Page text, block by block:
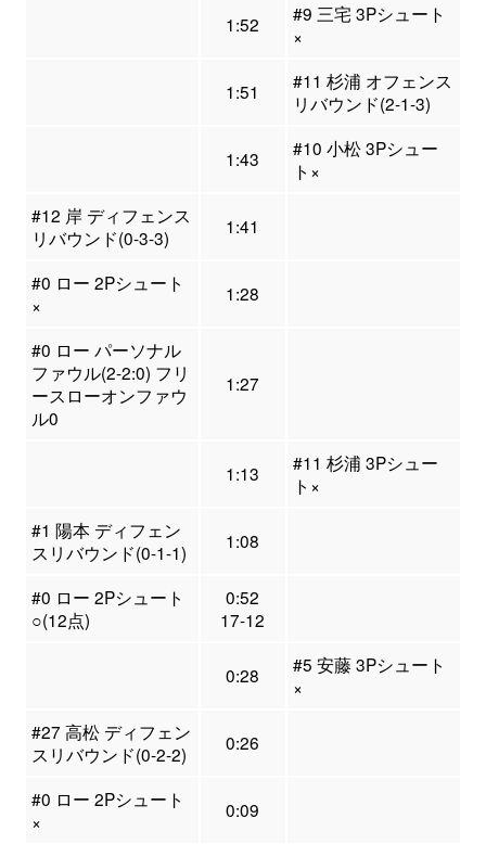
1:52
#9 三宅 3Pシュート
×
1:51
#11 杉浦 オフェンス
リバウンド(2-1-3)
1:43
#10 小松 3Pシュー
ト×
#12 岸 ディフェンス
リバウンド(0-3-3)
1:41
#0 ロー 2Pシュート
×
1:28
#0 ロー パーソナル
ファウル(2-2:0) フリ
ースローオンファウ
ル0
1:27
1:13
#11 杉浦 3Pシュー
ト×
#1 陽本 ディフェン
スリバウンド(0-1-1)
1:08
#0 ロー 2Pシュート
○(12点)
0:52
17-12
0:28
#5 安藤 3Pシュート
×
#27 高松 ディフェン
スリバウンド(0-2-2)
0:26
#0 ロー 2Pシュート
×
0:09